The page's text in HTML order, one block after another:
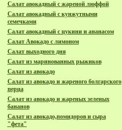
Салат авокадный с жареной люффой
Салат авокадный с кунжутными
семечками
Салат авокадный с цукини и ананасом
Салат Авокадо с лимоном
Салат выходного дня
Салат из маринованных рыжиков
Салат из авокадо
Салат из авокадо и жареного болгарского
перца
Салат из авокадо и жареных зеленых
бананов
Салат из авокадо,помидоров и сыра
"фета"